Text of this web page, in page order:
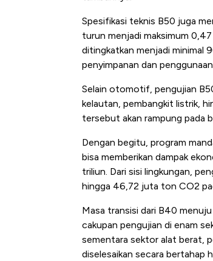
Spesifikasi teknis B50 juga
turun menjadi maksimum
ditingkatkan menjadi minimal
penyimpanan dan
Selain otomotif, pengujian
kelautan, pembangkit listrik,
tersebut akan rampung pada
Dengan begitu, program
bisa memberikan dampak
triliun. Dari sisi lingkungan,
hingga 46,72 juta ton CO2
Masa transisi dari B40
cakupan pengujian di enam
sementara sektor alat berat,
diselesaikan secara bertahap